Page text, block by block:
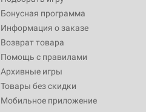
Бонусная программа
Информация о заказе
Возврат товара
Помощь с правилами
Архивные игры
Товары без скидки
Мобильное приложение